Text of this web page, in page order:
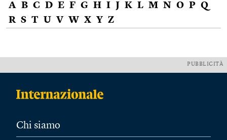
A B C D E F G H I J K L M N O P Q
R S T U V W X Y Z
PUBBLICITÀ
Chi siamo